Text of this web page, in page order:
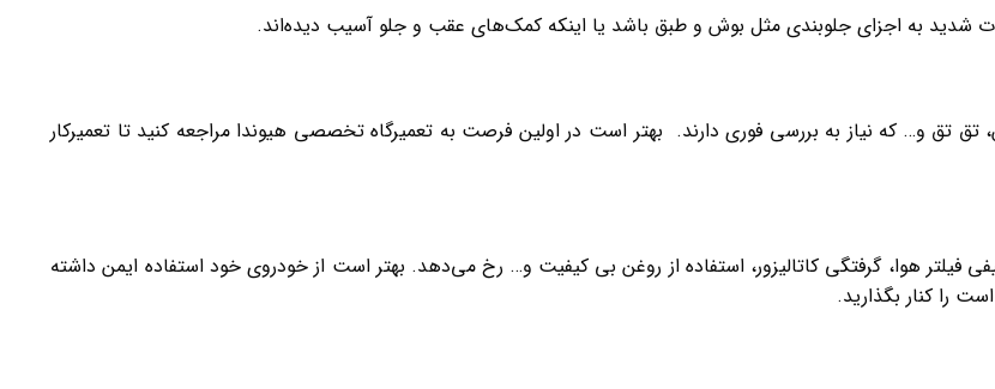
شدید به اجزای جلوبندی مثل بوش و طبق باشد یا اینکه کمک‌های عقب و جلو آسیب دیده‌اند.
تق و… که نیاز به بررسی فوری دارند. بهتر است در اولین فرصت به تعمیرگاه تخصصی هیوندا مراجعه کنید تا تعمیرکار
هوا، گرفتگی کاتالیزور، استفاده از روغن بی کیفیت و… رخ می‌دهد. بهتر است از خودروی خود استفاده ایمن داشته
را کنار بگذارید.